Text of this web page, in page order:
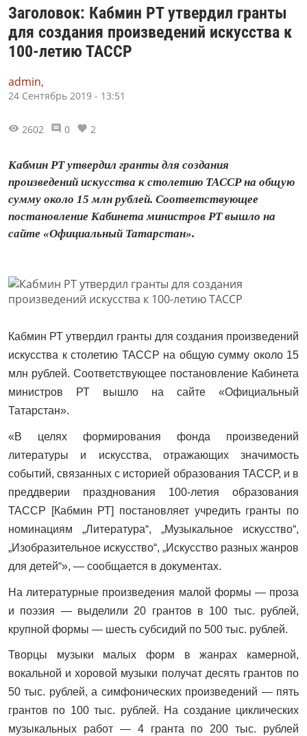
Заголовок: Кабмин РТ утвердил гранты
для создания произведений искусства к
100-летию ТАССР
admin,
24 Сентябрь 2019 - 13:51
2602 0 2
Кабмин РТ утвердил гранты для создания
произведений искусства к столетию ТАССР на общую
сумму около 15 млн рублей. Соответствующее
постановление Кабинета министров РТ вышло на
сайте «Официальный Татарстан».
Кабмин РТ утвердил гранты для создания произведений
искусства к столетию ТАССР на общую сумму около 15
млн рублей. Соответствующее постановление Кабинета
министров РТ вышло на сайте «Официальный
Татарстан».
«В целях формирования фонда произведений
литературы и искусства, отражающих значимость
событий, связанных с историей образования ТАССР, и в
преддверии празднования 100-летия образования
ТАССР [Кабмин РТ] постановляет учредить гранты по
номинациям „Литература“, „Музыкальное искусство“,
„Изобразительное искусство“, „Искусство разных жанров
для детей“», — сообщается в документах.
На литературные произведения малой формы — проза
и поэзия — выделили 20 грантов в 100 тыс. рублей,
крупной формы — шесть субсидий по 500 тыс. рублей.
Творцы музыки малых форм в жанрах камерной,
вокальной и хоровой музыки получат десять грантов по
50 тыс. рублей, а симфонических произведений — пять
грантов по 100 тыс. рублей. На создание циклических
музыкальных работ — 4 гранта по 200 тыс. рублей